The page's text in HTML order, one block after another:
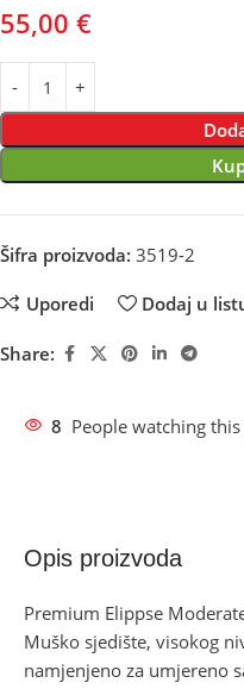
55,00 €
Šifra proizvoda: 3519-2
Uporedi Dodaj u
Share:
8 People watching
Opis proizvoda
Premium Elippse
Muško sjedište, visokog
namjenjeno za umjereno